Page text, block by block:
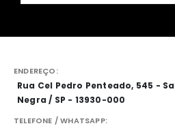
ENDEREÇO:
Rua Cel Pedro Penteado, 545 -
Negra / SP - 13930-000
TELEFONE / WHATSAPP: